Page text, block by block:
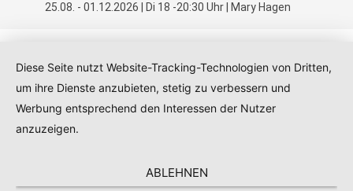
25.08. - 01.12.2026 | Di 18 -20:30 Uhr | Mary Hagen
Impressum |Datenschutz
Diese Seite nutzt Website-Tracking-Technologien von Dritten,
um ihre Dienste anzubieten, stetig zu verbessern und
Werbung entsprechend den Interessen der Nutzer
anzuzeigen.
ABLEHNEN